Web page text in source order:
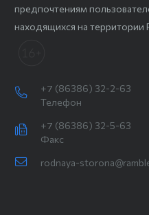
предпочтениям
находящихся на
+7 (86386) 32-2-63
Телефон
+7 (86386) 32-5-63
Факс
rodnaya-